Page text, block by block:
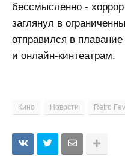
бессмысленно -
заглянул в
отправился в
и онлайн-кинтеатрам.
Кино Новости Retro